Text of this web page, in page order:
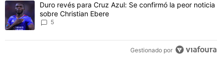
Un artículo de tendencia con el título "Duro revés para Cruz Azul:
Duro revés para Cruz Azul: Se confirmó la peor noticia
sobre Christian Ebere
5
Gestionado por